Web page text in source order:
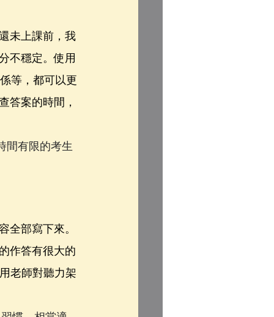
未上課前，我
不穩定。使用
等，都可以更
答案的時間，
間有限的考生
全部寫下來。
作答有很大的
老師對聽力架